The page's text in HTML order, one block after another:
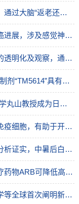
理研：开发出激活神经干细胞的新方法，通过大脑“返老还童”恢复机能
星药科大学等发现：疼痛可能加速乳腺癌进展，涉及感觉神经释放的物质
九州大学：实现活体哺乳动物生物组织的透明化及观察，通过调节细胞外液的折射率来推动神经科学发展
日本东北大学通过人体试验确认PAI-1抑制剂“TM5614”具有抗衰老效果
2026年度美国DOE基因组项目，广岛大学丸山教授成为日本唯一入选者
福井大学特定出引发鼻息肉恶化的新型免疫细胞，有助于开发新疗法
名古屋工业大学：日本国内大规模数据分析证实，中暑后白内障发病风险增至约2倍
日本统计数理研究所等发现，高血压治疗药物ARB可降低高龄者死亡风险
光照可加速霍乱弧菌的活动——琉球大学等全球首次阐明新型细菌能量调控途径